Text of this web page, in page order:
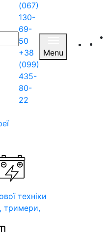
(067)
130-
69-
50
+38
(099)
435-
80-
22
Menu
техніки
тримери,